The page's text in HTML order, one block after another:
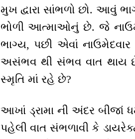
મુખ દ્વારા સાંભળો છો. આવું
ભોળી આત્માઓનું છે. જે
ભાગ્ય, પછી એવાં
અસંભવ થી સંભવ વાત થાય
સ્મૃતિ માં રહે છે?
આખાં ડ્રામા ની અંદર
પહેલી વાત સંભળાવી કે